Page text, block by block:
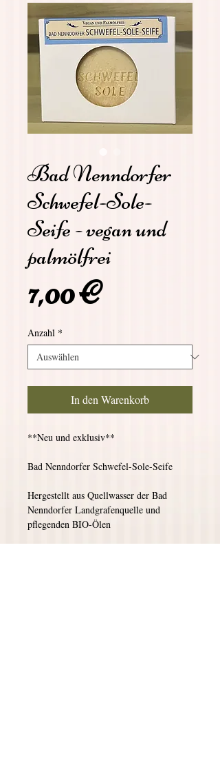
Bad Nenndorfer
Schwefel-Sole-
Seife - vegan und
palmölfrei
7,00 €Preis
Anzahl *
In den Warenkorb
**Neu und exklusiv**
Bad Nenndorfer Schwefel-Sole-Seife
Hergestellt aus Quellwasser der Bad
Nenndorfer Landgrafenquelle und
pflegenden BIO-Ölen